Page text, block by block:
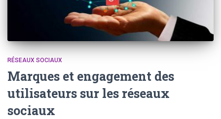
RÉSEAUX SOCIAUX
Marques et engagement des
utilisateurs sur les réseaux
sociaux